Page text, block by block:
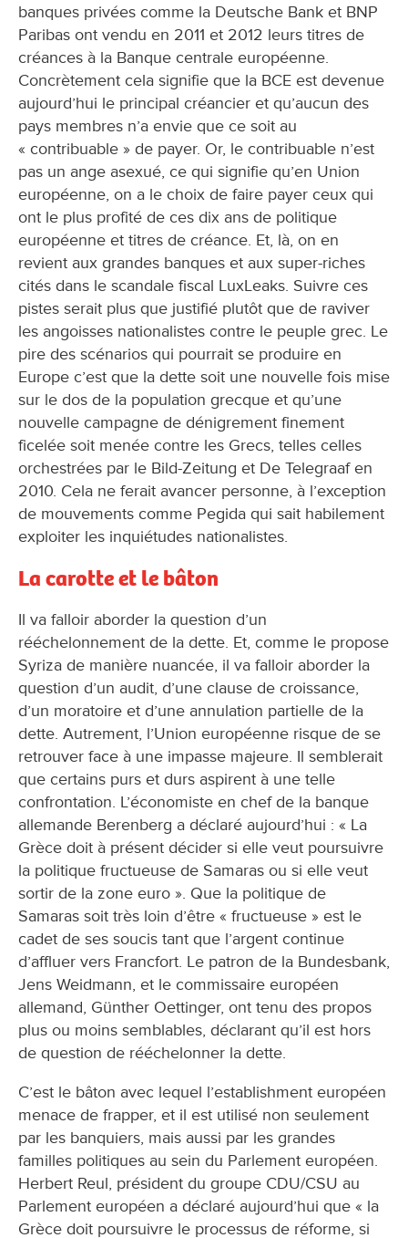
banques privées comme la Deutsche Bank et BNP
Paribas ont vendu en 2011 et 2012 leurs titres de
créances à la Banque centrale européenne.
Concrètement cela signifie que la BCE est devenue
aujourd’hui le principal créancier et qu’aucun des
pays membres n’a envie que ce soit au
« contribuable » de payer. Or, le contribuable n’est
pas un ange asexué, ce qui signifie qu’en Union
européenne, on a le choix de faire payer ceux qui
ont le plus profité de ces dix ans de politique
européenne et titres de créance. Et, là, on en
revient aux grandes banques et aux super-riches
cités dans le scandale fiscal LuxLeaks. Suivre ces
pistes serait plus que justifié plutôt que de raviver
les angoisses nationalistes contre le peuple grec. Le
pire des scénarios qui pourrait se produire en
Europe c’est que la dette soit une nouvelle fois mise
sur le dos de la population grecque et qu’une
nouvelle campagne de dénigrement finement
ficelée soit menée contre les Grecs, telles celles
orchestrées par le Bild-Zeitung et De Telegraaf en
2010. Cela ne ferait avancer personne, à l’exception
de mouvements comme Pegida qui sait habilement
exploiter les inquiétudes nationalistes.
La carotte et le bâton
Il va falloir aborder la question d’un
rééchelonnement de la dette. Et, comme le propose
Syriza de manière nuancée, il va falloir aborder la
question d’un audit, d’une clause de croissance,
d’un moratoire et d’une annulation partielle de la
dette. Autrement, l’Union européenne risque de se
retrouver face à une impasse majeure. Il semblerait
que certains purs et durs aspirent à une telle
confrontation. L’économiste en chef de la banque
allemande Berenberg a déclaré aujourd’hui : « La
Grèce doit à présent décider si elle veut poursuivre
la politique fructueuse de Samaras ou si elle veut
sortir de la zone euro ». Que la politique de
Samaras soit très loin d’être « fructueuse » est le
cadet de ses soucis tant que l’argent continue
d’affluer vers Francfort. Le patron de la Bundesbank,
Jens Weidmann, et le commissaire européen
allemand, Günther Oettinger, ont tenu des propos
plus ou moins semblables, déclarant qu’il est hors
de question de rééchelonner la dette.
C’est le bâton avec lequel l’establishment européen
menace de frapper, et il est utilisé non seulement
par les banquiers, mais aussi par les grandes
familles politiques au sein du Parlement européen.
Herbert Reul, président du groupe CDU/CSU au
Parlement européen a déclaré aujourd’hui que « la
Grèce doit poursuivre le processus de réforme, si